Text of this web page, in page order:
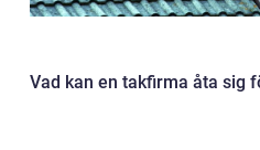
Vad kan en takfirma åta sig